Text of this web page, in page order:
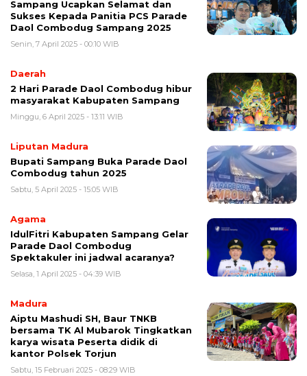
Sampang Ucapkan Selamat dan
Sukses Kepada Panitia PCS Parade
Daol Combodug Sampang 2025
Senin, 7 April 2025 - 00:10 WIB
Daerah
2 Hari Parade Daol Combodug hibur
masyarakat Kabupaten Sampang
Minggu, 6 April 2025 - 13:11 WIB
Liputan Madura
Bupati Sampang Buka Parade Daol
Combodug tahun 2025
Sabtu, 5 April 2025 - 15:05 WIB
Agama
IdulFitri Kabupaten Sampang Gelar
Parade Daol Combodug
Spektakuler ini jadwal acaranya?
Selasa, 1 April 2025 - 04:39 WIB
Madura
Aiptu Mashudi SH, Baur TNKB
bersama TK Al Mubarok Tingkatkan
karya wisata Peserta didik di
kantor Polsek Torjun
Sabtu, 15 Februari 2025 - 08:29 WIB